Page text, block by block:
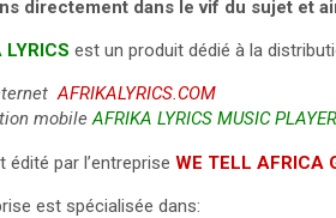
directement dans le vif du sujet et
LYRICS est un produit dédié à la
AFRIKALYRICS.COM
mobile AFRIKA LYRICS MUSIC PLAYER
édité par l’entreprise WE TELL AFRICA
est spécialisée dans: